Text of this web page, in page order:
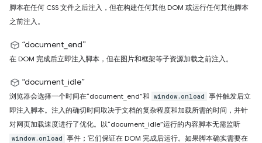
脚本在任何 CSS 文件之后注入，但在构建任何其他 DOM 或运行任何其他脚本
之前注入。
“document_end”
在 DOM 完成后立即注入脚本，但在图片和框架等子资源加载之前注入。
“document_idle”
浏览器会选择一个时间在“document_end”和 window.onload 事件触发后立
即注入脚本。注入的确切时间取决于文档的复杂程度和加载所需的时间，并针
对网页加载速度进行了优化。以“document_idle”运行的内容脚本无需监听
window.onload 事件；它们保证在 DOM 完成后运行。如果脚本确实需要在